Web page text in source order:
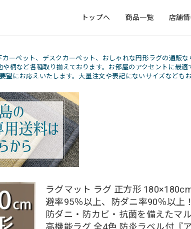
トップへ 商品一覧 店舗
ーペット、デスクカーペット、おしゃれな円形ラグの通販な
や柄など各種取り揃えております。お部屋のアクセントに最
望にお応えいたします。大量注文や表記にないサイズなども
ラグマット ラグ 正方形
避率95％以上、防ダニ率90％以上
防ダニ・防カビ・抗菌を備えたマ
高機能ラグ 全4色 防炎ラベル付『